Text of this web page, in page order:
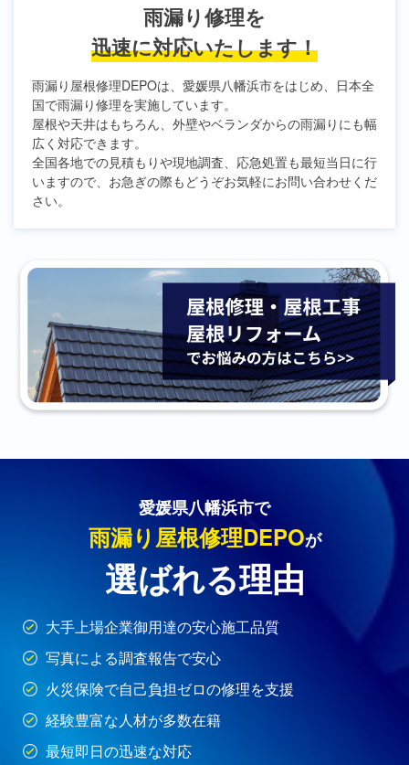
雨漏り修理を
迅速に対応いたします！
雨漏り屋根修理DEPOは、愛媛県八幡浜市をはじめ、日本全
国で雨漏り修理を実施しています。
屋根や天井はもちろん、外壁やベランダからの雨漏りにも幅
広く対応できます。
全国各地での見積もりや現地調査、応急処置も最短当日に行
いますので、お急ぎの際もどうぞお気軽にお問い合わせくだ
さい。
愛媛県八幡浜市で
雨漏り屋根修理DEPOが
選ばれる理由
大手上場企業御用達の安心施工品質
写真による調査報告で安心
火災保険で自己負担ゼロの修理を支援
経験豊富な人材が多数在籍
最短即日の迅速な対応